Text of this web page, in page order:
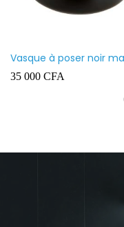
Vasque à poser noir
35 000 CFA